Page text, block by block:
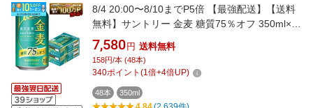
8/4 20:00〜8/10までP5倍 【最強配送】【送料
無料】サントリー 金麦 糖質75％オフ 350ml×2
ケース/48本 ビール 新ジャンル サントリービー
ル YTR
7,580 円 送料無料
158円/本 (48本)
340ポイント (1倍+4倍UP)
48本 350ml